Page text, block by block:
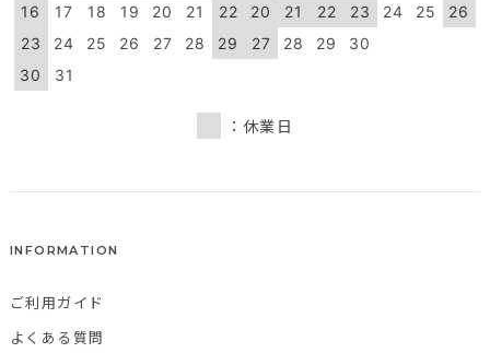
16
17 18 19 20 21
22
23
24 25 26 27 28
29
30
31
20
21 22 23 24 25
26
27
28 29 30
：休業日
INFORMATION
ご利用ガイド
よくある質問